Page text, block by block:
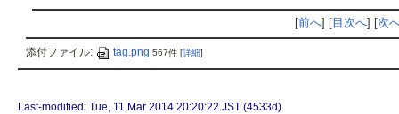
[前へ] [目次へ] [次
添付ファイル: tag.png 567件 [詳細]
Last-modified: Tue, 11 Mar 2014 20:20:22 JST (4533d)